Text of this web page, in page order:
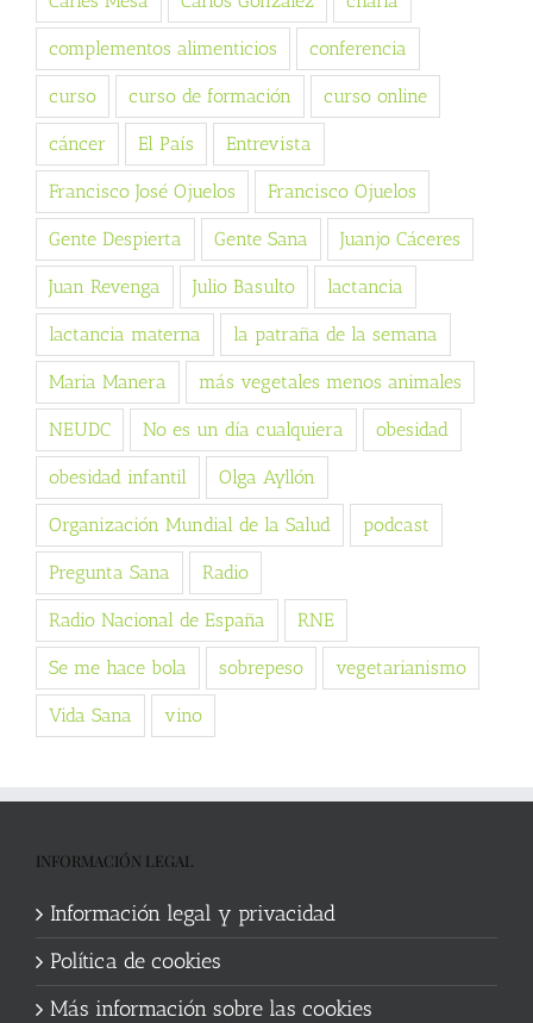
complementos alimenticios conferencia
curso curso de formación curso online
cáncer El País Entrevista
Francisco José Ojuelos Francisco Ojuelos
Gente Despierta Gente Sana Juanjo Cáceres
Juan Revenga Julio Basulto lactancia
lactancia materna la patraña de la semana
Maria Manera más vegetales menos animales
NEUDC No es un día cualquiera obesidad
obesidad infantil Olga Ayllón
Organización Mundial de la Salud podcast
Pregunta Sana Radio
Radio Nacional de España RNE
Se me hace bola sobrepeso vegetarianismo
Vida Sana vino
INFORMACIÓN LEGAL
Información legal y privacidad
Política de cookies
Más información sobre las cookies